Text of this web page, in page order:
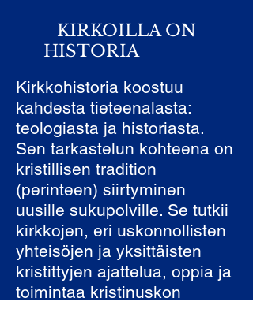
KIRKOILLA ON
HISTORIA
Kirkkohistoria koostuu
kahdesta tieteenalasta:
teologiasta ja historiasta.
Sen tarkastelun kohteena on
kristillisen tradition
(perinteen) siirtyminen
uusille sukupolville. Se tutkii
kirkkojen, eri uskonnollisten
yhteisöjen ja yksittäisten
kristittyjen ajattelua, oppia ja
toimintaa kristinuskon